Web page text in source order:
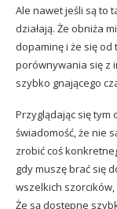
Ale nawet jeśli są to
działają. Że obniża
dopaminę i że się
porównywania się z
szybko gnającego
Przyglądając się tym
świadomość, że nie
zrobić coś
gdy muszę brać się
wszelkich
Że są dostępne